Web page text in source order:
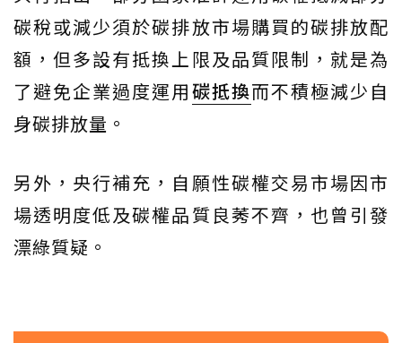
碳稅或減少須於碳排放市場購買的碳排放配
額，但多設有抵換上限及品質限制，就是為
了避免企業過度運用碳抵換而不積極減少自
身碳排放量。
另外，央行補充，自願性碳權交易市場因市
場透明度低及碳權品質良莠不齊，也曾引發
漂綠質疑。